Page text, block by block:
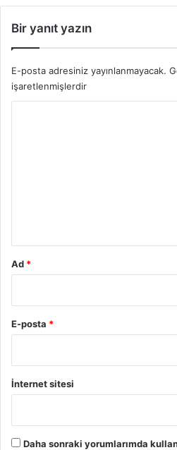
Bir yanıt yazın
E-posta adresiniz yayınlanmayacak.
işaretlenmişlerdir
Ad *
E-posta *
İnternet sitesi
Daha sonraki yorumlarımda